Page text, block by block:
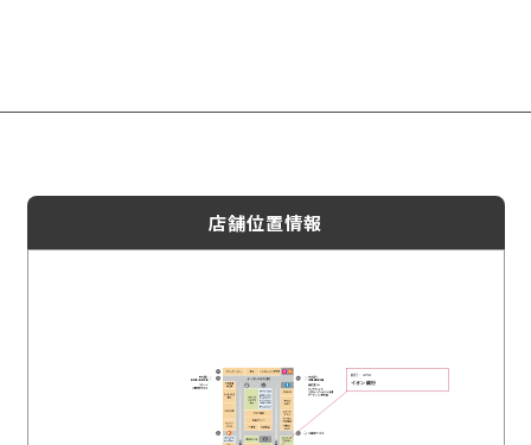
店舗位置情報
銀行・ATM
イオン銀行